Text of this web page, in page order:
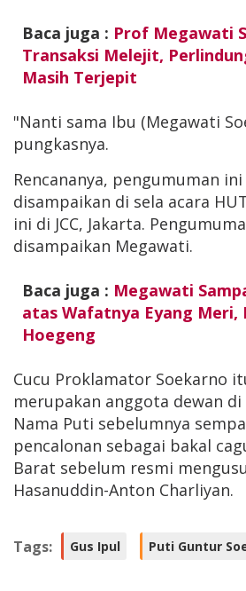
Baca juga : Prof Megawati
Transaksi Melejit,
Masih Terjepit
"Nanti sama Ibu (Megawati
pungkasnya.
Rencananya, pengumuman ini
disampaikan di sela acara
ini di JCC, Jakarta.
disampaikan Megawati.
Baca juga : Megawati
atas Wafatnya Eyang Meri,
Hoegeng
Cucu Proklamator Soekarno
merupakan anggota dewan di
Nama Puti sebelumnya
pencalonan sebagai bakal
Barat sebelum resmi
Hasanuddin-Anton Charliyan.
Tags: Gus Ipul Puti Guntur